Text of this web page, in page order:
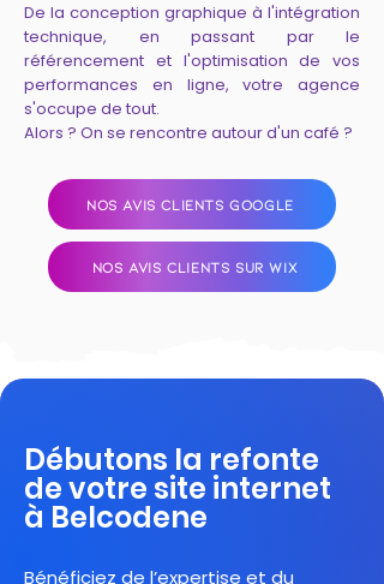
De la conception graphique à l'intégration
technique, en passant par le
référencement et l'optimisation de vos
performances en ligne, votre agence
s'occupe de tout.
Alors ? On se rencontre autour d'un café ?
NOS AVIS CLIENTS GOOGLE
NOS AVIS CLIENTS SUR WIX
Débutons la refonte
de votre site internet
à Belcodene
Bénéficiez de l’expertise et du